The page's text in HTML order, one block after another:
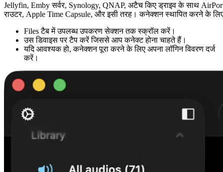
Jellyfin, Emby सर्वर, Synology, QNAP, अटैच किए ड्राइव के साथ
राउटर, Apple Time Capsule, और इसी तरह। कनेक्शन स्थापित करने के
Files टैब में उपलब्ध उपकरण सेक्शन तक स्क्रॉल करें।
उस डिवाइस पर टैप करें जिससे आप कनेक्ट होना चाहते हैं।
यदि आवश्यक हो, कनेक्शन पूरा करने के लिए अपना लॉगिन विवरण दर्ज
करें।